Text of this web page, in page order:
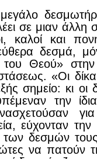
σε μιαν άλλη
καλοί και
δεσμά,
του Θεού» στην
«Οι
σημείο: κι οι
την
εύχονταν
δεσμών
να πατούν